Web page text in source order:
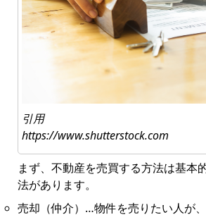
引用
https://www.shutterstock.com
まず、不動産を売買する方法は基本
法があります。
売却（仲介）…物件を売りたい人が